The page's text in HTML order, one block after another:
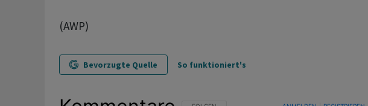
(AWP)
Bevorzugte Quelle So funktioniert's